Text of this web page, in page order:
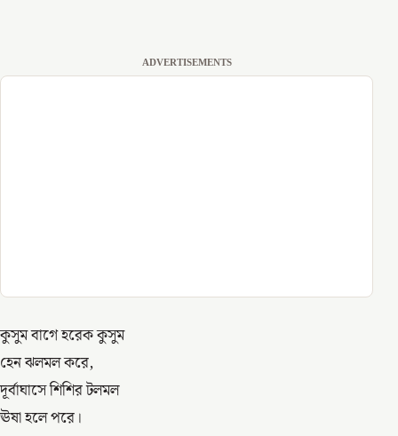
ADVERTISEMENTS
কুসুম বাগে হরেক কুসুম
হেন ঝলমল করে,
দূর্বাঘাসে শিশির টলমল
ঊষা হলে পরে।